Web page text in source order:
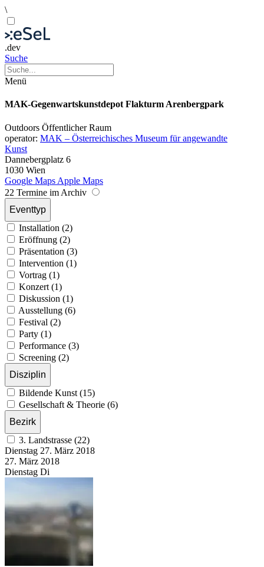
\
.dev
Suche
Menü
MAK-Gegenwartskunstdepot Flakturm Arenbergpark
Outdoors Öffentlicher Raum
operator: MAK – Österreichisches Museum für angewandte
Kunst
Dannebergplatz 6
1030 Wien
Google Maps Apple Maps
22 Termine im Archiv
Eventtyp
Installation (2)
Eröffnung (2)
Präsentation (3)
Intervention (1)
Vortrag (1)
Konzert (1)
Diskussion (1)
Ausstellung (6)
Festival (2)
Party (1)
Performance (3)
Screening (2)
Disziplin
Bildende Kunst (15)
Gesellschaft & Theorie (6)
Bezirk
3. Landstrasse (22)
Dienstag 27. März 2018
27. März 2018
Dienstag Di